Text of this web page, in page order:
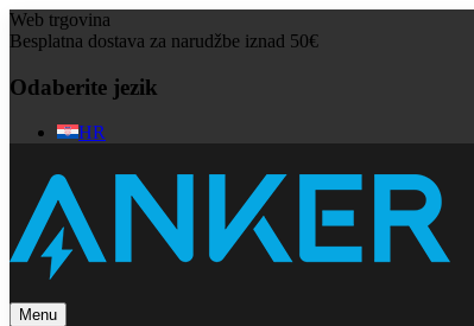
Web trgovina
Besplatna dostava za narudžbe iznad 50€
Odaberite jezik
HR
Menu